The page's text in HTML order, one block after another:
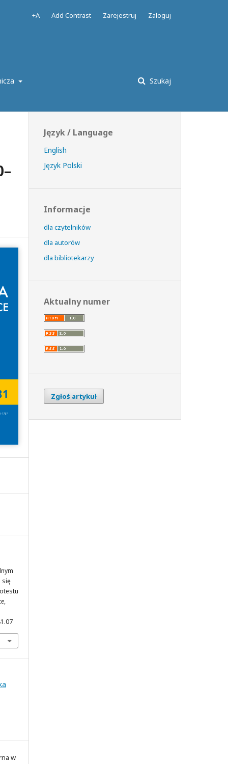
Szukaj
+A Add Contrast Zarejestruj Zaloguj
się
,
w
Język / Language
English
Język Polski
Informacje
dla czytelników
dla autorów
dla bibliotekarzy
Aktualny numer
Zgłoś artykuł